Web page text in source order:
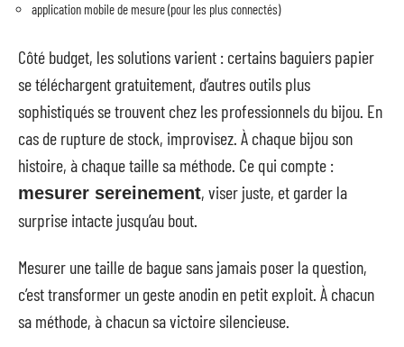
application mobile de mesure (pour les plus connectés)
Côté budget, les solutions varient : certains baguiers papier
se téléchargent gratuitement, d’autres outils plus
sophistiqués se trouvent chez les professionnels du bijou. En
cas de rupture de stock, improvisez. À chaque bijou son
histoire, à chaque taille sa méthode. Ce qui compte :
mesurer sereinement, viser juste, et garder la
surprise intacte jusqu’au bout.
Mesurer une taille de bague sans jamais poser la question,
c’est transformer un geste anodin en petit exploit. À chacun
sa méthode, à chacun sa victoire silencieuse.